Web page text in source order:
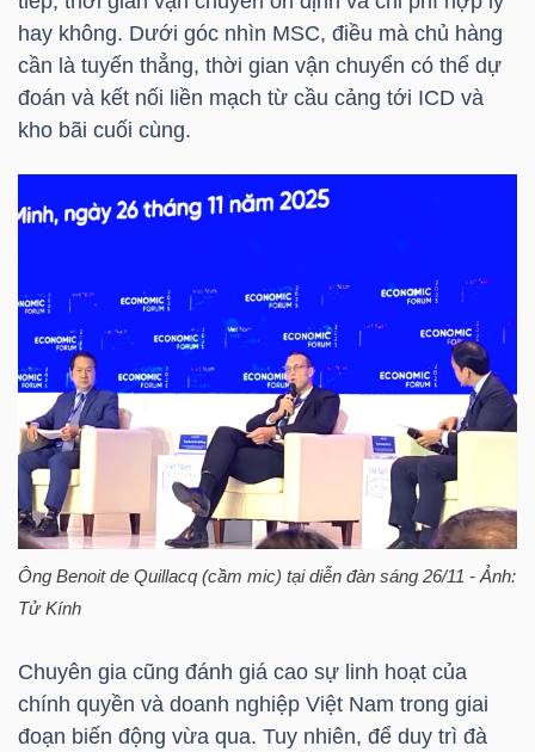
hay không. Dưới góc nhìn MSC, điều mà chủ hàng
cần là tuyến thẳng, thời gian vận chuyển có thể dự
đoán và kết nối liền mạch từ cầu cảng tới ICD và
kho bãi cuối cùng.
Ông Benoit de Quillacq (cầm mic) tại diễn đàn sáng 26/11 - Ảnh:
Tử Kính
Chuyên gia cũng đánh giá cao sự linh hoạt của
chính quyền và doanh nghiệp Việt Nam trong giai
đoạn biến động vừa qua. Tuy nhiên, để duy trì đà
NGÀNH
CỔ
PHIẾU
PHÁI
TRÁI
PHIẾU